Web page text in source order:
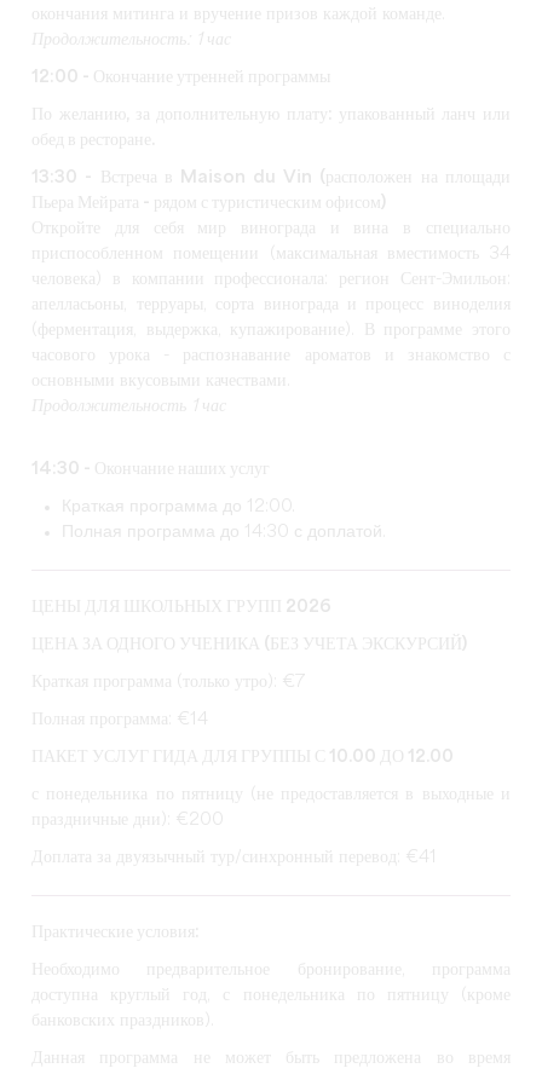
окончания митинга и вручение призов каждой команде.
Продолжительность: 1 час
12:00 - Окончание утренней программы
По желанию, за дополнительную плату: упакованный ланч или
обед в ресторане.
13:30 - Встреча в Maison du Vin (расположен на площади
Пьера Мейрата - рядом с туристическим офисом)
Откройте для себя мир винограда и вина в специально
приспособленном помещении (максимальная вместимость 34
человека) в компании профессионала: регион Сент-Эмильон:
апелласьоны, терруары, сорта винограда и процесс виноделия
(ферментация, выдержка, купажирование). В программе этого
часового урока - распознавание ароматов и знакомство с
основными вкусовыми качествами.
Продолжительность 1 час
14:30 - Окончание наших услуг
Краткая программа до 12:00.
Полная программа до 14:30 с доплатой.
ЦЕНЫ ДЛЯ ШКОЛЬНЫХ ГРУПП 2026
ЦЕНА ЗА ОДНОГО УЧЕНИКА (БЕЗ УЧЕТА ЭКСКУРСИЙ)
Краткая программа (только утро): €7
Полная программа: €14
ПАКЕТ УСЛУГ ГИДА ДЛЯ ГРУППЫ С 10.00 ДО 12.00
с понедельника по пятницу (не предоставляется в выходные и
праздничные дни): €200
Доплата за двуязычный тур/синхронный перевод: €41
Практические условия:
Необходимо предварительное бронирование, программа
доступна круглый год, с понедельника по пятницу (кроме
банковских праздников).
Данная программа не может быть предложена во время